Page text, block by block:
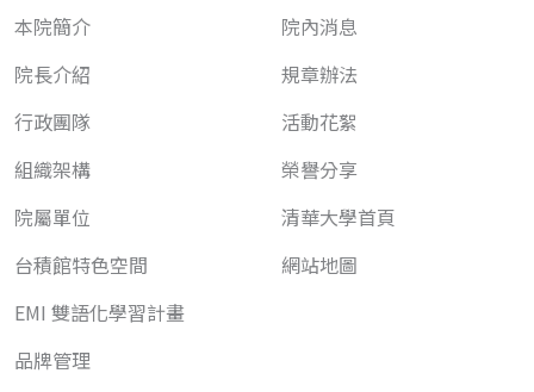
本院簡介
院長介紹
行政團隊
組織架構
院屬單位
台積館特色空間
EMI 雙語化學習計畫
品牌管理
院內消息
規章辦法
活動花絮
榮譽分享
清華大學首頁
網站地圖